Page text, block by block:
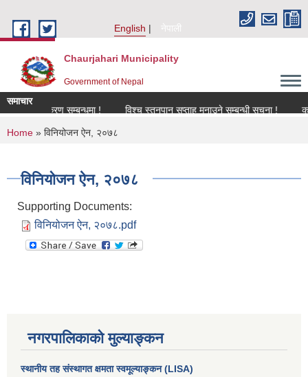
English
नेपाली
Chaurjahari Municipality
Government of Nepal
समाचार
नविकरण सम्बन्धमा !
विश्च स्तनपान सप्ताह मनाउने सम्बन्धी सूचना !
You are here
Home » विनियोजन ऐन, २०७८
विनियोजन ऐन, २०७८
Supporting Documents:
विनियोजन ऐन, २०७८.pdf
नगरपालिकाको मुल्याङ्कन
स्थानीय तह संस्थागत क्षमता स्वमूल्याङ्कन (LISA)